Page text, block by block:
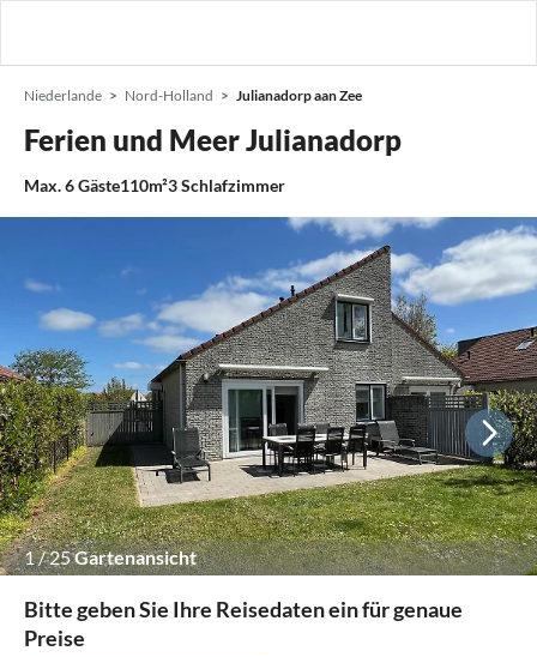
Niederlande Nord-Holland Julianadorp aan Zee
Ferien und Meer Julianadorp
Max.6Gäste110m²3Schlafzimmer
1/25Gartenansicht
Bitte geben Sie Ihre Reisedaten ein für genaue
Preise